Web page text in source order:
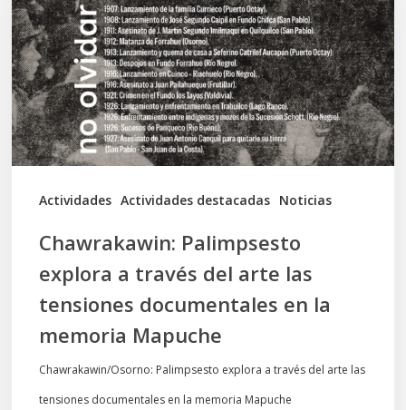
Actividades Actividades destacadas Noticias
a
través
del
arte
las
tensiones
documentales
memoria
Mapuche
Chawrakawin: Palimpsesto
explora a través del arte las
tensiones documentales en la
memoria Mapuche
Chawrakawin/Osorno: Palimpsesto explora a través del arte las
tensiones documentales en la memoria Mapuche